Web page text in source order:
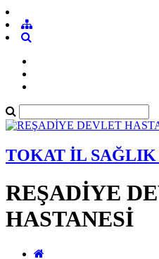
TOKAT İL
REŞADİYE
HASTANESİ